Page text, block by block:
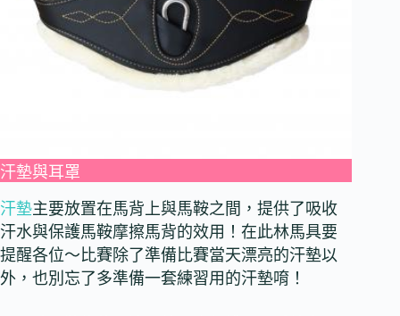
汗墊與耳罩
汗墊主要放置在馬背上與馬鞍之間，提供了吸收
汗水與保護馬鞍摩擦馬背的效用！在此林馬具要
提醒各位～比賽除了準備比賽當天漂亮的汗墊以
外，也別忘了多準備一套練習用的汗墊唷！